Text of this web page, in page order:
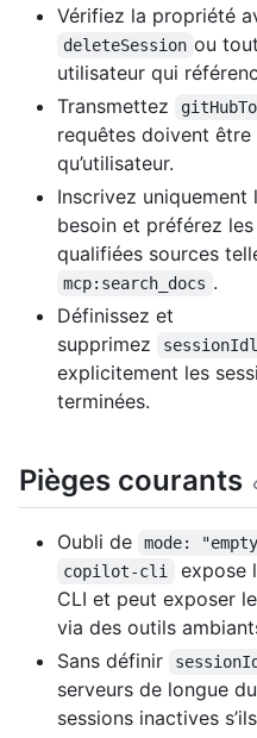
Vérifiez la propriété
deleteSession ou
utilisateur qui
Transmettez
requêtes doivent
qu’utilisateur.
Inscrivez
besoin et préférez
qualifiées sources
mcp:search_docs .
Définissez et
supprimez
explicitement les
terminées.
Pièges courants
Oubli de mode:
copilot-cli
expose
CLI et peut exposer
via des outils
Sans définir
serveurs de longue
sessions inactives